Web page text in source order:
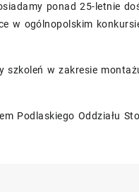
ponad 25-letnie
w ogólnopolskim
szkoleń w zakresie
Podlaskiego Oddziału